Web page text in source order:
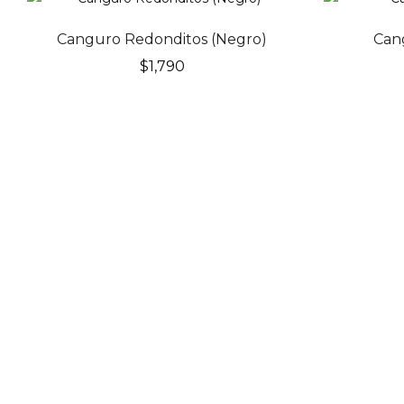
Canguro Redonditos (Negro)
$1,790